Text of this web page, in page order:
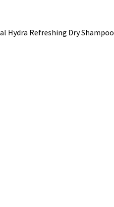
Hydra Refreshing Dry Shampoo